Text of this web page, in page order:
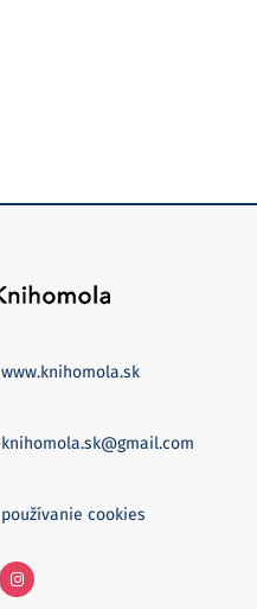
www.knihomola.sk
knihomola.sk@gmail.com
používanie cookies